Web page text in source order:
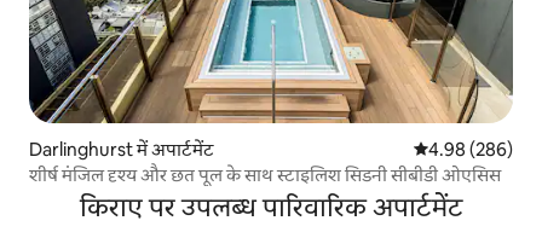
Darlinghurst में अपार्टमेंट औसत रेटिंग 5 में से
4.98 (286)
शीर्ष मंजिल दृश्य और छत पूल के साथ स्टाइलिश सिडनी सीबीडी ओएसिस
किराए पर उपलब्ध पारिवारिक अपार्टमेंट